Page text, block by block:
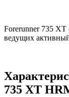
Forerunner 735
ведущих
735 XT